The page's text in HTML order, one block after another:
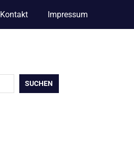
Kontakt Impressum
SUCHEN